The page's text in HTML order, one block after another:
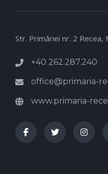
Str. Primăriei nr. 2 Recea,
+40 262.287.240
office@primaria-
www.primaria-